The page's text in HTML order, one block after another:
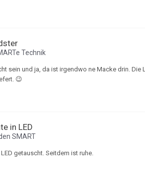
Technik
sein und ja, da ist irgendwo ne Macke drin.
😉
in LED
SMART
getauscht. Seitdem ist ruhe.